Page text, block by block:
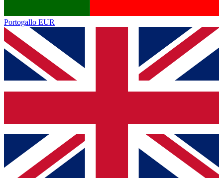
Portogallo EUR